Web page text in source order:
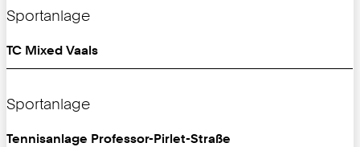
Sportanlage
TC Mixed Vaals
Sportanlage
Tennisanlage Professor-Pirlet-Straße